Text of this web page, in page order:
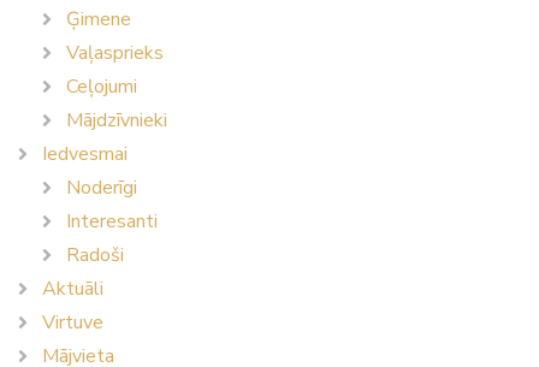
Ģimene
Vaļasprieks
Ceļojumi
Mājdzīvnieki
Iedvesmai
Noderīgi
Interesanti
Radoši
Aktuāli
Virtuve
Mājvieta